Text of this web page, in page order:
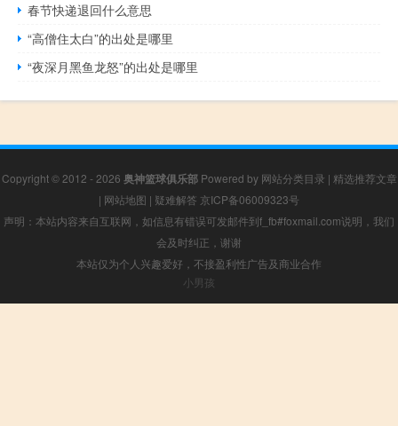
春节快递退回什么意思
“高僧住太白”的出处是哪里
“夜深月黑鱼龙怒”的出处是哪里
Copyright © 2012 - 2026 奥神篮球俱乐部Powered by 网站分类目录 | 精选推荐文章
| 网站地图 | 疑难解答 京ICP备06009323号
声明：本站内容来自互联网，如信息有错误可发邮件到f_fb#foxmail.com说明，我们
会及时纠正，谢谢
本站仅为个人兴趣爱好，不接盈利性广告及商业合作
小男孩